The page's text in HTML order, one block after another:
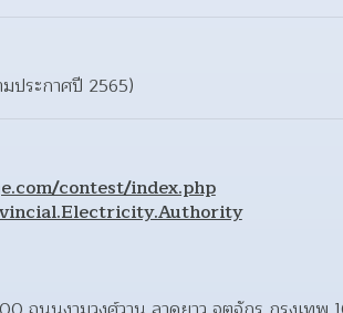
ประกาศปี 2565)
contest/index.php